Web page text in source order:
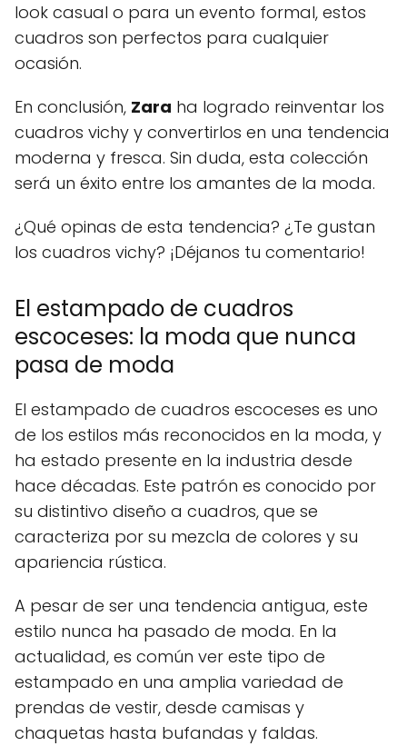
look casual o para un evento formal, estos
cuadros son perfectos para cualquier
ocasión.
En conclusión, Zara ha logrado reinventar los
cuadros vichy y convertirlos en una tendencia
moderna y fresca. Sin duda, esta colección
será un éxito entre los amantes de la moda.
¿Qué opinas de esta tendencia? ¿Te gustan
los cuadros vichy? ¡Déjanos tu comentario!
El estampado de cuadros
escoceses: la moda que nunca
pasa de moda
El estampado de cuadros escoceses es uno
de los estilos más reconocidos en la moda, y
ha estado presente en la industria desde
hace décadas. Este patrón es conocido por
su distintivo diseño a cuadros, que se
caracteriza por su mezcla de colores y su
apariencia rústica.
A pesar de ser una tendencia antigua, este
estilo nunca ha pasado de moda. En la
actualidad, es común ver este tipo de
estampado en una amplia variedad de
prendas de vestir, desde camisas y
chaquetas hasta bufandas y faldas.